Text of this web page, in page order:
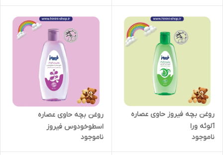
روغن بچه فیروز حاوی عصاره
آلوئه ورا
ناموجود
روغن بچه حاوی عصاره
اسطوخودوس فیروز
ناموجود